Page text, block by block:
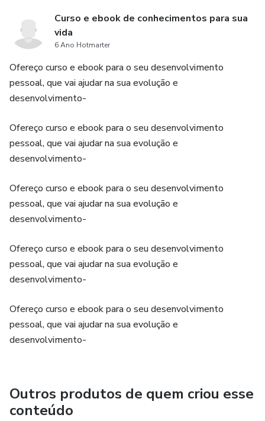
Curso e ebook de conhecimentos para sua
vida
6 Ano Hotmarter
Ofereço curso e ebook para o seu desenvolvimento
pessoal, que vai ajudar na sua evolução e
desenvolvimento-
Ofereço curso e ebook para o seu desenvolvimento
pessoal, que vai ajudar na sua evolução e
desenvolvimento-
Ofereço curso e ebook para o seu desenvolvimento
pessoal, que vai ajudar na sua evolução e
desenvolvimento-
Ofereço curso e ebook para o seu desenvolvimento
pessoal, que vai ajudar na sua evolução e
desenvolvimento-
Ofereço curso e ebook para o seu desenvolvimento
pessoal, que vai ajudar na sua evolução e
desenvolvimento-
Outros produtos de quem criou esse
conteúdo